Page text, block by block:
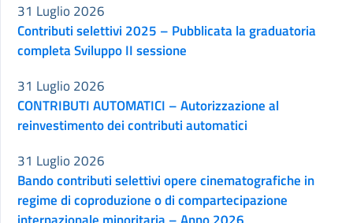
Contributi selettivi 2025 – Pubblicata la graduatoria
completa Sviluppo II sessione
31 Luglio 2026
CONTRIBUTI AUTOMATICI – Autorizzazione al
reinvestimento dei contributi automatici
31 Luglio 2026
Bando contributi selettivi opere cinematografiche in
regime di coproduzione o di compartecipazione
31 Luglio 2026